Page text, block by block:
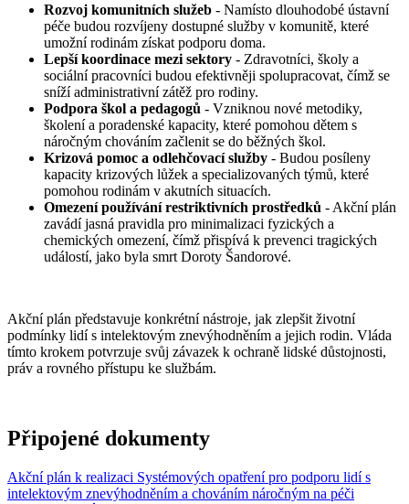
Rozvoj komunitních služeb - Namísto dlouhodobé ústavní
péče budou rozvíjeny dostupné služby v komunitě, které
umožní rodinám získat podporu doma.
Lepší koordinace mezi sektory - Zdravotníci, školy a
sociální pracovníci budou efektivněji spolupracovat, čímž se
sníží administrativní zátěž pro rodiny.
Podpora škol a pedagogů - Vzniknou nové metodiky,
školení a poradenské kapacity, které pomohou dětem s
náročným chováním začlenit se do běžných škol.
Krizová pomoc a odlehčovací služby - Budou posíleny
kapacity krizových lůžek a specializovaných týmů, které
pomohou rodinám v akutních situacích.
Omezení používání restriktivních prostředků - Akční plán
zavádí jasná pravidla pro minimalizaci fyzických a
chemických omezení, čímž přispívá k prevenci tragických
událostí, jako byla smrt Doroty Šandorové.
Akční plán představuje konkrétní nástroje, jak zlepšit životní
podmínky lidí s intelektovým znevýhodněním a jejich rodin. Vláda
tímto krokem potvrzuje svůj závazek k ochraně lidské důstojnosti,
práv a rovného přístupu ke službám.
Připojené dokumenty
Akční plán k realizaci Systémových opatření pro podporu lidí s
intelektovým znevýhodněním a chováním náročným na péči